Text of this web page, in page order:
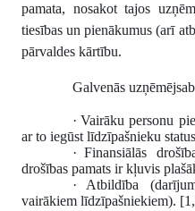
pamata, nosakot tajos
tiesības un pienākumus (arī
pārvaldes kārtību.
Galvenās
· Vairāku personu
ar to iegūst līdzīpašnieku
· Finansiālās
drošības pamats ir kļuvis
·
Atbildība
vairākiem līdzīpašniekiem).